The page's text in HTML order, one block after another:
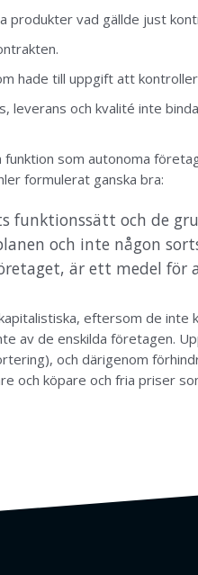
produkter vad gällde just
hade till uppgift att
leverans och kvalité inte
som autonoma
formulerat ganska bra:
funktionssätt och de
och inte någon
är ett medel
eftersom de
av de enskilda företagen.
och därigenom
köpare och fria priser